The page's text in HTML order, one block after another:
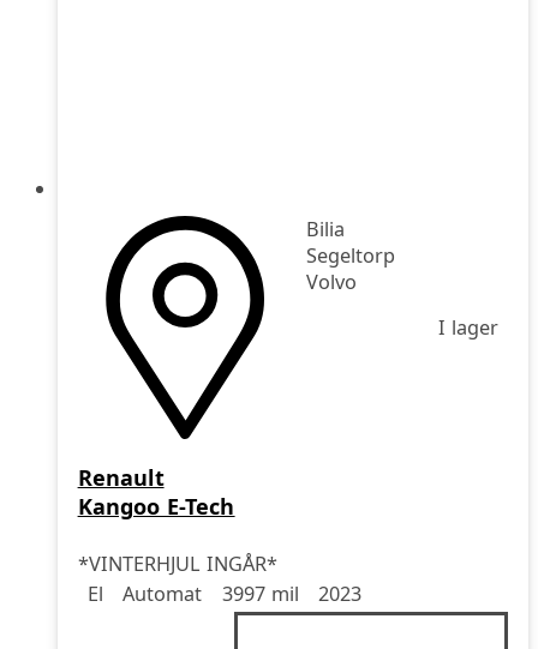
Bilia
Segeltorp
Volvo
I lager
Renault
Kangoo E-Tech
*VINTERHJUL INGÅR*
Drivmedel
El
Drivmedel
Automat
Miltal 3997 mil
årsmodell 2023